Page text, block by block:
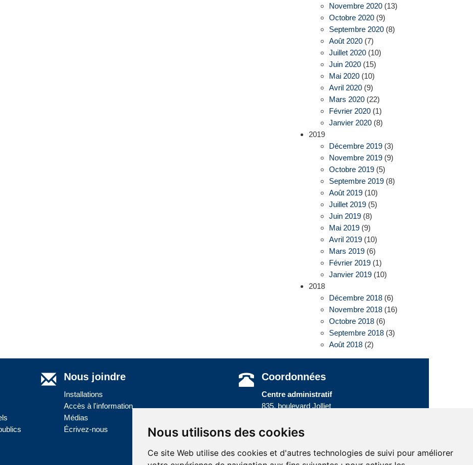
Nous utilisons des cookies
Ce site Web utilise des cookies et d'autres technologies de suivi pour améliorer
Novembre 2020(13)
Octobre 2020(9)
Septembre 2020(8)
Août 2020(7)
Juillet 2020(10)
Juin 2020(15)
Mai 2020(10)
Avril 2020(9)
Mars 2020(22)
Février 2020(1)
Janvier 2020(8)
2019
Décembre 2019(3)
Novembre 2019(9)
Octobre 2019(5)
Septembre 2019(8)
Août 2019(10)
Juillet 2019(5)
Juin 2019(8)
Mai 2019(9)
Avril 2019(10)
Mars 2019(6)
Février 2019(1)
Janvier 2019(10)
2018
Décembre 2018(6)
Novembre 2018(16)
Octobre 2018(6)
Septembre 2018(3)
Août 2018(2)
Nous joindre
Installations
Accès à l'information
Médias
Écrivez-nous
Coordonnées
Centre administratif
835, boulevard Jolliet
Téléphone :418 589-9845